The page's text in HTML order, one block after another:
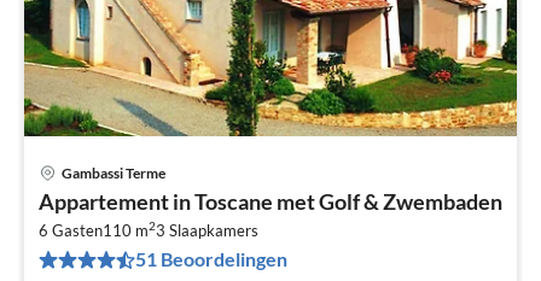
Gambassi Terme
Appartement in Toscane met Golf & Zwembaden
6 Gasten110 m23 Slaapkamers
51 Beoordelingen